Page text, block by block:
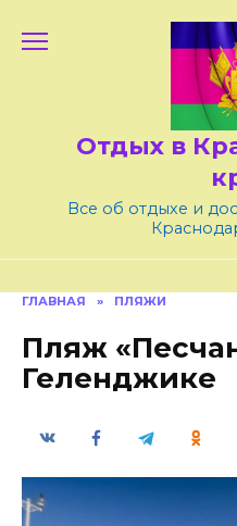
Отдых в
Все об отдыхе и
ГЛАВНАЯ » ПЛЯЖИ
Пляж
Геленджике